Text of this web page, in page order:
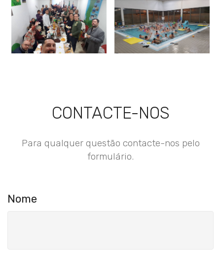
CONTACTE-NOS
Para qualquer questão contacte-nos pelo
formulário.
Nome